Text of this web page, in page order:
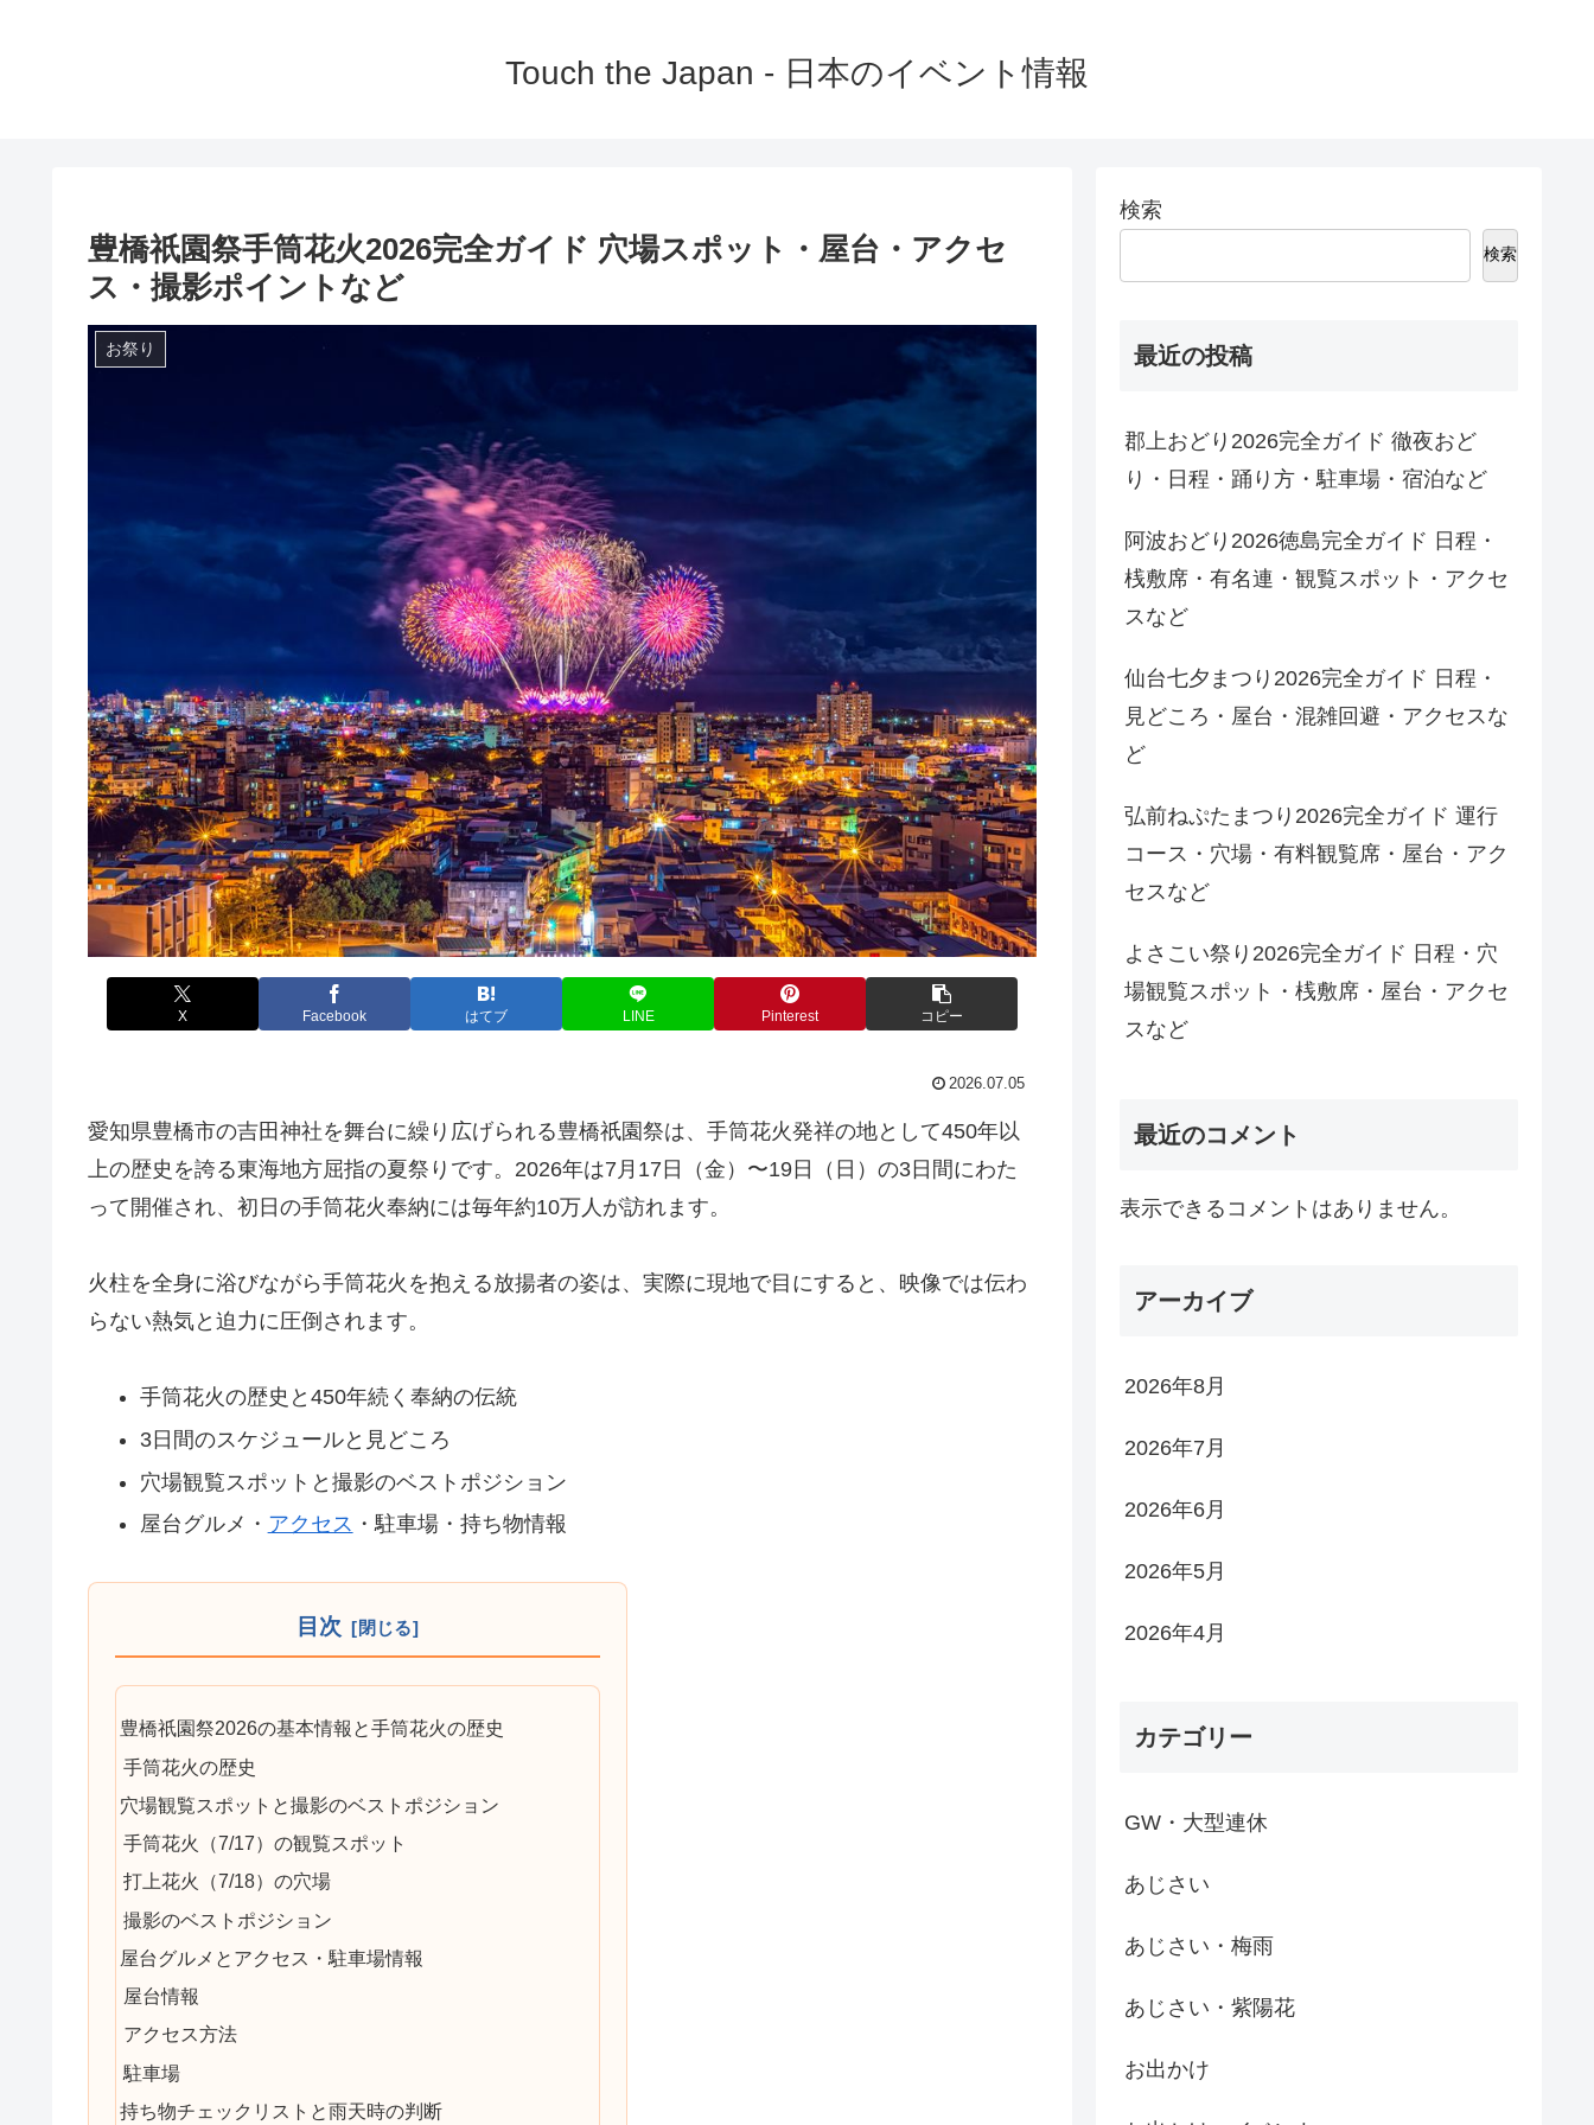
Touch the Japan - 日本のイベント情報
豊橋祇園祭手筒花火2026完全ガイド 穴場スポット・屋台・アクセ
ス・撮影ポイントなど
お祭り
X Facebook はてブ LINE Pinterest コピー
2026.07.05
愛知県豊橋市の吉田神社を舞台に繰り広げられる豊橋祇園祭は、手筒花火発祥の地として450年以
上の歴史を誇る東海地方屈指の夏祭りです。2026年は7月17日（金）〜19日（日）の3日間にわた
って開催され、初日の手筒花火奉納には毎年約10万人が訪れます。
火柱を全身に浴びながら手筒花火を抱える放揚者の姿は、実際に現地で目にすると、映像では伝わ
らない熱気と迫力に圧倒されます。
手筒花火の歴史と450年続く奉納の伝統
3日間のスケジュールと見どころ
穴場観覧スポットと撮影のベストポジション
屋台グルメ・ アクセス ・駐車場・持ち物情報
目次
豊橋祇園祭2026の基本情報と手筒花火の歴史
手筒花火の歴史
穴場観覧スポットと撮影のベストポジション
手筒花火（7/17）の観覧スポット
打上花火（7/18）の穴場
撮影のベストポジション
屋台グルメとアクセス・駐車場情報
屋台情報
アクセス方法
駐車場
持ち物チェックリストと雨天時の判断
検索
検索
最近の投稿
郡上おどり2026完全ガイド 徹夜おど
り・日程・踊り方・駐車場・宿泊など
阿波おどり2026徳島完全ガイド 日程・
桟敷席・有名連・観覧スポット・アクセ
スなど
仙台七夕まつり2026完全ガイド 日程・
見どころ・屋台・混雑回避・アクセスな
ど
弘前ねぷたまつり2026完全ガイド 運行
コース・穴場・有料観覧席・屋台・アク
セスなど
よさこい祭り2026完全ガイド 日程・穴
場観覧スポット・桟敷席・屋台・アクセ
スなど
最近のコメント
表示できるコメントはありません。
アーカイブ
2026年8月
2026年7月
2026年6月
2026年5月
2026年4月
カテゴリー
GW・大型連休
あじさい
あじさい・梅雨
あじさい・紫陽花
お出かけ